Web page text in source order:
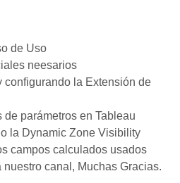
de Uso
neesarios
configurando la Extensión de
parámetros en Tableau
la Dynamic Zone Visibility
campos calculados usados
canal, Muchas Gracias.